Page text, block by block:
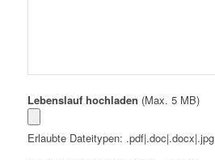
Lebenslauf hochladen (Max. 5 MB)
Erlaubte Dateitypen: .pdf|.doc|.docx|.jpg